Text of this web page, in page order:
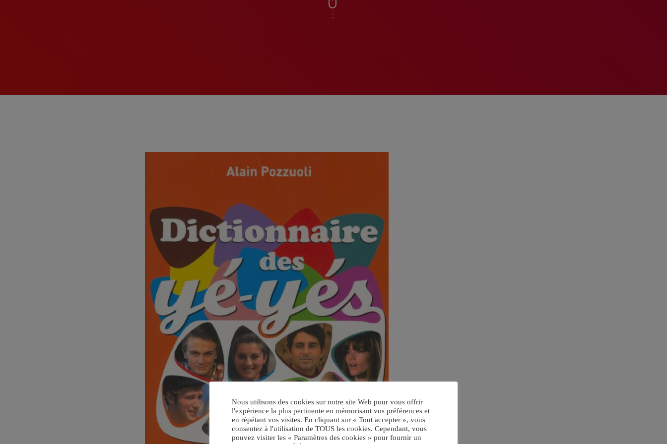
Nous utilisons des cookies sur notre site Web pour vous offrir
l'expérience la plus pertinente en mémorisant vos préférences et
en répétant vos visites. En cliquant sur « Tout accepter », vous
consentez à l'utilisation de TOUS les cookies. Cependant, vous
pouvez visiter les « Paramètres des cookies » pour fournir un